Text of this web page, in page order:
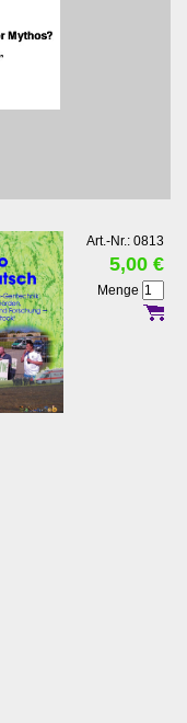
Art.-Nr.: 0813
5,00 €
Menge